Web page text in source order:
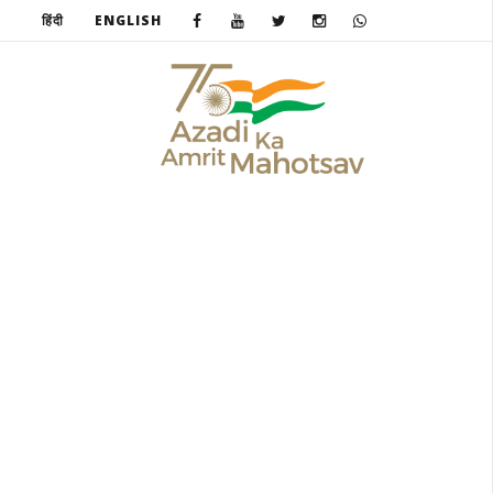
हिंदी ENGLISH